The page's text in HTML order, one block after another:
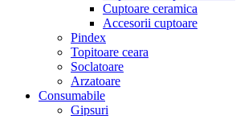
Cuptoare ceramica
Accesorii cuptoare
Pindex
Topitoare ceara
Soclatoare
Arzatoare
Consumabile
Gipsuri